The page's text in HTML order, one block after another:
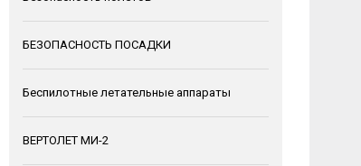
БЕЗОПАСНОСТЬ ПОСАДКИ
Беспилотные летательные аппараты
ВЕРТОЛЕТ МИ-2